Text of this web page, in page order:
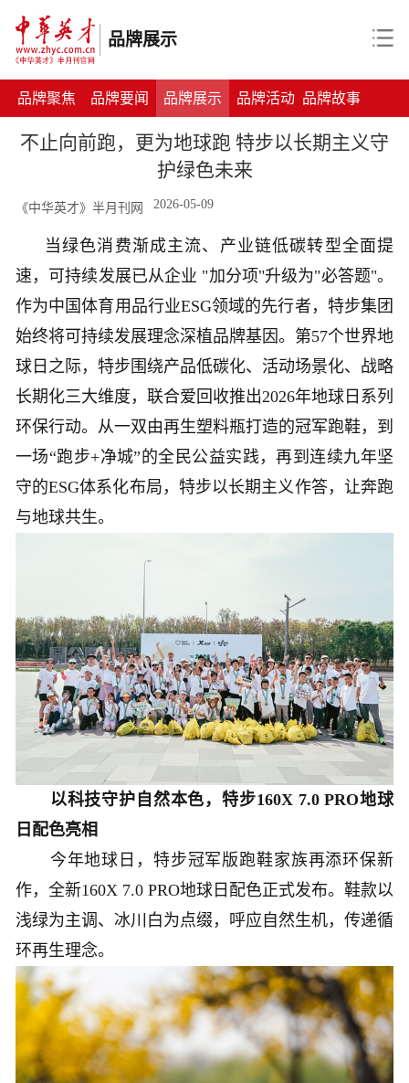
品牌展示
品牌聚焦 品牌要闻 品牌展示 品牌活动 品牌故事
不止向前跑，更为地球跑 特步以长期主义守
护绿色未来
《中华英才》半月刊网 2026-05-09
当绿色消费渐成主流、产业链低碳转型全面提
速，可持续发展已从企业 "加分项"升级为"必答题"。
作为中国体育用品行业ESG领域的先行者，特步集团
始终将可持续发展理念深植品牌基因。第57个世界地
球日之际，特步围绕产品低碳化、活动场景化、战略
长期化三大维度，联合爱回收推出2026年地球日系列
环保行动。从一双由再生塑料瓶打造的冠军跑鞋，到
一场“跑步+净城”的全民公益实践，再到连续九年坚
守的ESG体系化布局，特步以长期主义作答，让奔跑
与地球共生。
以科技守护自然本色，特步160X 7.0 PRO地球
日配色亮相
今年地球日，特步冠军版跑鞋家族再添环保新
作，全新160X 7.0 PRO地球日配色正式发布。鞋款以
浅绿为主调、冰川白为点缀，呼应自然生机，传递循
环再生理念。